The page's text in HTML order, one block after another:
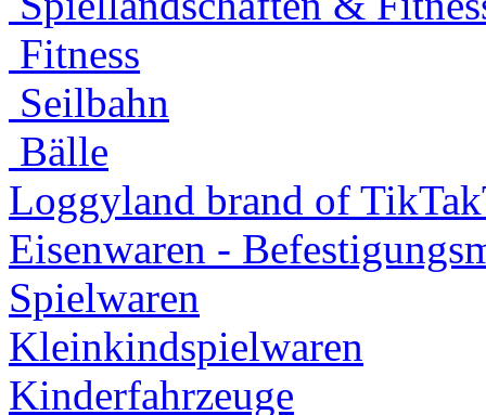
Fitness
Seilbahn
Bälle
Loggyland brand of
Eisenwaren -
Spielwaren
Kleinkindspielwaren
Kinderfahrzeuge